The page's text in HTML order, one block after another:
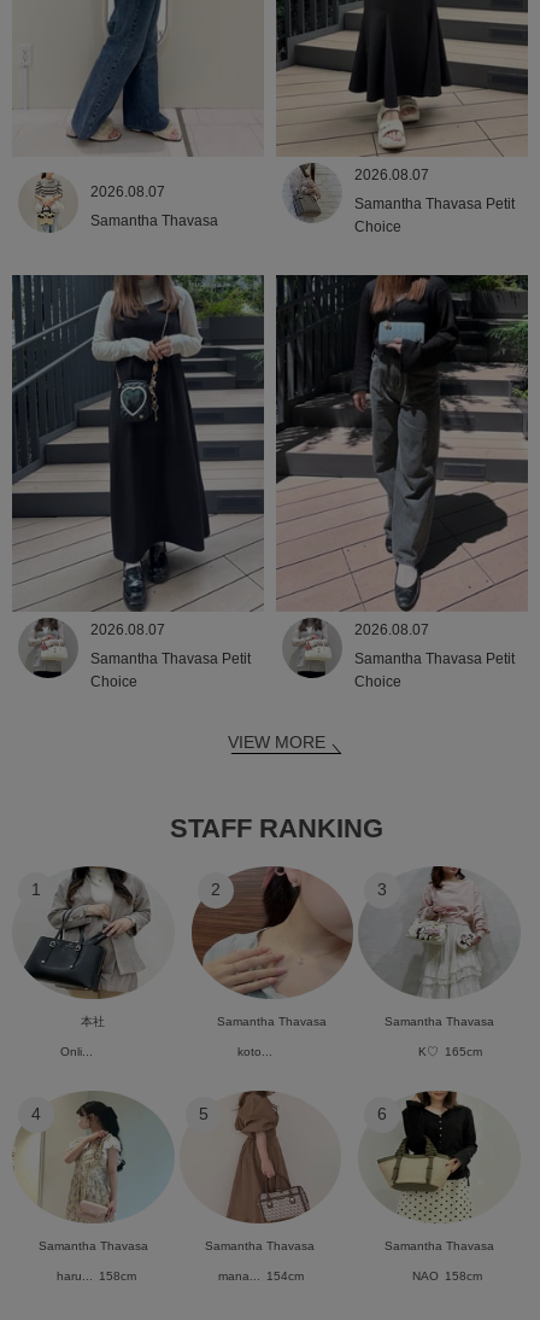
2026.08.07
Samantha Thavasa
2026.08.07
Samantha Thavasa Petit
Choice
2026.08.07
Samantha Thavasa Petit
Choice
2026.08.07
Samantha Thavasa Petit
Choice
VIEW MORE
STAFF RANKING
1
本社
Onli...
2
Samantha Thavasa
koto...
3
Samantha Thavasa
K♡ 165cm
4
Samantha Thavasa
haru... 158cm
5
Samantha Thavasa
mana... 154cm
6
Samantha Thavasa
NAO 158cm